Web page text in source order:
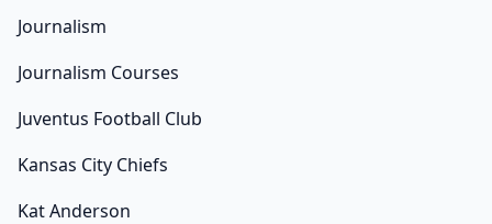
Journalism
Journalism Courses
Juventus Football Club
Kansas City Chiefs
Kat Anderson